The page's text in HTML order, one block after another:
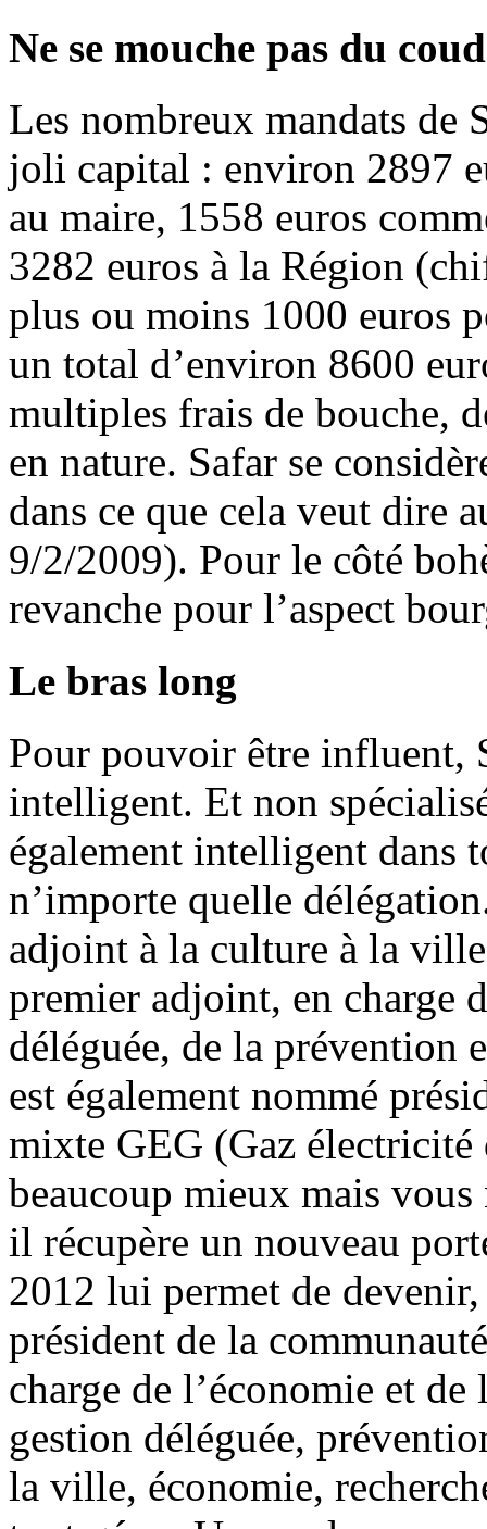
Ne se mouche pas du
Les nombreux mandats de
joli capital : environ 2897
au maire, 1558 euros
3282 euros à la Région
plus ou moins 1000 euros
un total d’environ 8600
multiples frais de bouche,
en nature. Safar se
dans ce que cela veut dire
9/2/2009). Pour le côté
revanche pour l’aspect
Le bras long
Pour pouvoir être influent,
intelligent. Et non
également intelligent dans
n’importe quelle
adjoint à la culture à la
premier adjoint, en charge
déléguée, de la prévention
est également nommé
mixte GEG (Gaz électricité
beaucoup mieux mais
il récupère un nouveau
2012 lui permet de
président de la
charge de l’économie et
gestion déléguée,
la ville, économie,